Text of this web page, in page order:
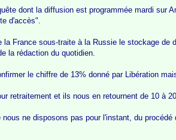
dont la diffusion est programmée mardi sur
d'accès".
la France sous-traite à la Russie le stockage
la rédaction du quotidien.
le chiffre de 13% donné par Libération
retraitement et ils nous en retournent de 10 à
ne disposons pas pour l'instant, du